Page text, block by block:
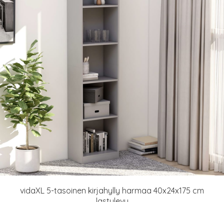
vidaXL 5-tasoinen kirjahylly harmaa 40x24x175 cm